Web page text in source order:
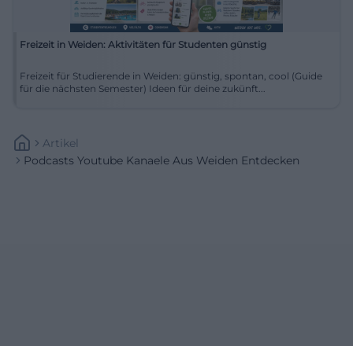
Freizeit in Weiden: Aktivitäten für Studenten günstig
Freizeit für Studierende in Weiden: günstig, spontan, cool (Guide
für die nächsten Semester) Ideen für deine zukünft...
Artikel
Podcasts Youtube Kanaele Aus Weiden Entdecken